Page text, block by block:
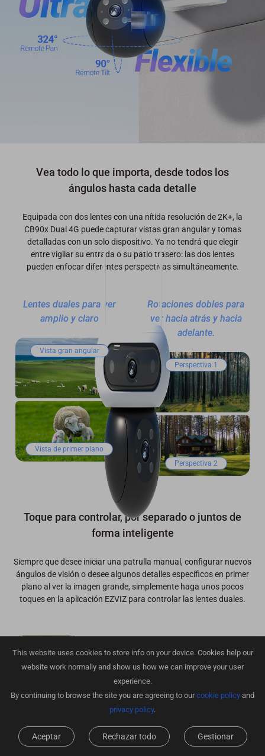
Vea todo lo que importa, desde todos los
ángulos hasta cada detalle
Equipada con dos lentes con una nítida resolución de 2K+, la
CB90x Dual 4G puede capturar vistas gran angular y tomas
detalladas con un solo dispositivo. Ya no tendrá que elegir
entre vigilar su entrada o su patio trasero: las dos lentes
pueden enfocar diferentes perspectivas simultáneamente.
Lentes duales para ver
amplio y claro
Vista gran angular
Vista de primer plano
Rotaciones dobles para
ver hacia atrás y hacia
adelante.
Perspectiva 1
Perspectiva 2
Toque para controlar, por separado o juntos de
forma inteligente
Siempre que desee iniciar una patrulla manual, configurar nuevos
ángulos de visión o desee algunos detalles específicos en primer
plano al ver la imagen grande, simplemente haga unos pocos
toques en la aplicación EZVIZ para controlar las lentes duales.
This website uses cookies to store info on your device. Cookies help our
website work normally and show us how we can improve your user
experience.
By continuing to browse the site you are agreeing to ourcookie policy and
privacy policy.
Gestionar
Rechazar todo
Aceptar